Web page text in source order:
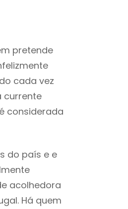
pretende
cada vez
currente
considerada
do país e e
acolhedora
Há quem